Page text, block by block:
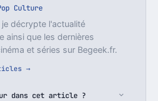
Culture
décrypte l'actualité
ainsi que les dernières
et séries sur Begeek.fr.
→
dans cet article ?